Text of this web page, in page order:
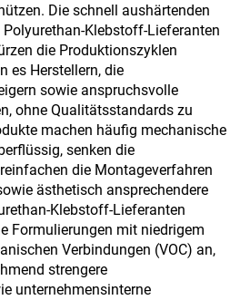
Die schnell aushärtenden
Klebstoff-Lieferanten
die Produktionszyklen
es Herstellern, die
sowie anspruchsvolle
ohne Qualitätsstandards zu
machen häufig mechanische
senken die
die Montageverfahren
ästhetisch ansprechendere
Klebstoff-Lieferanten
Formulierungen mit niedrigem
Verbindungen (VOC) an,
strengere
unternehmensinterne